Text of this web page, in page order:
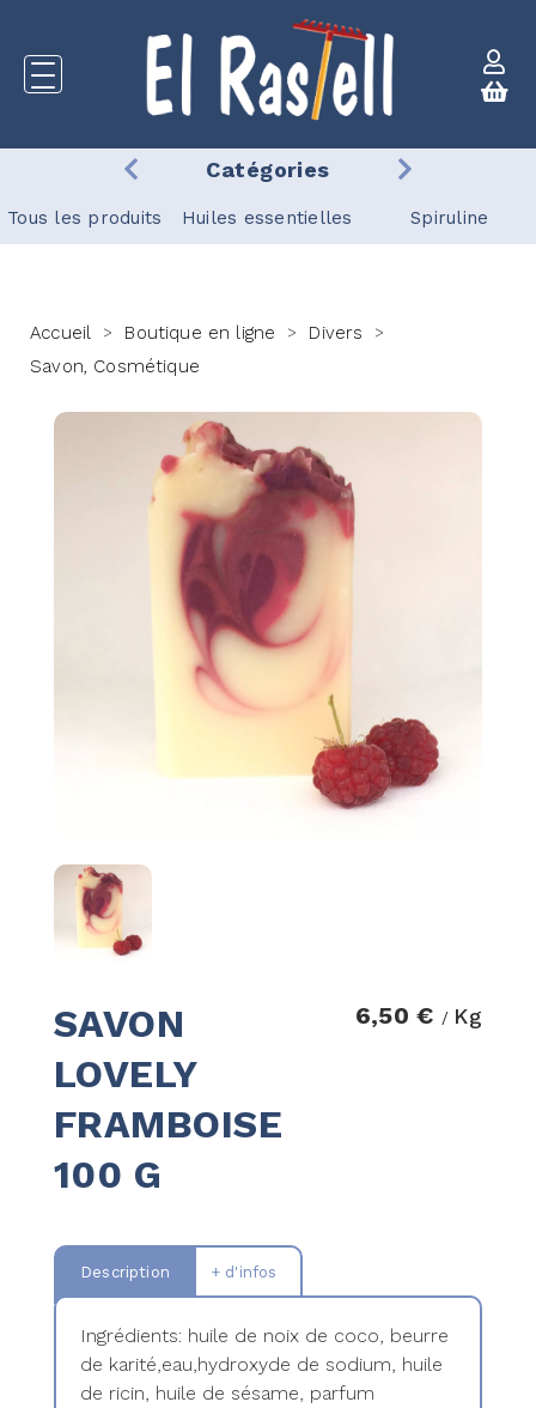
Catégories
Tous les produits Huiles essentielles Spiruline
Accueil > Boutique en ligne > Divers >
Savon, Cosmétique
SAVON
LOVELY
FRAMBOISE
100 G
6,50 € / Kg
Description + d'infos
Ingrédients: huile de noix de coco, beurre
de karité,eau,hydroxyde de sodium, huile
de ricin, huile de sésame, parfum